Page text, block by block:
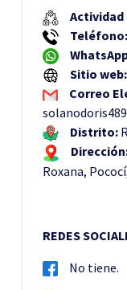
Actividad
Teléfono:
Sitio web:
Correo
Distrito:
Roxana,
REDES
No tiene.